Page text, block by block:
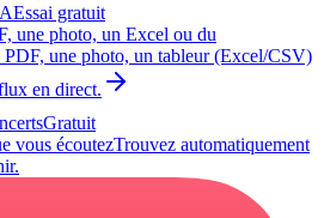
Essai gratuit
une photo, un Excel ou du
PDF, une photo, un tableur (Excel/CSV)
en direct.
Gratuit
vous écoutezTrouvez automatiquement